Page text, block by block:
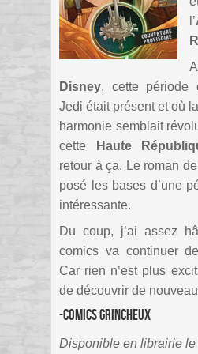
l’
Disney, cette période
Jedi était présent et où la
harmonie semblait
cette
Haute
retour à ça. Le roman de
posé les bases d’une
intéressante.
Du coup, j’ai assez
comics va continuer
Car rien n’est plus
de découvrir de
-Comics Grincheux
Disponible en librairie le